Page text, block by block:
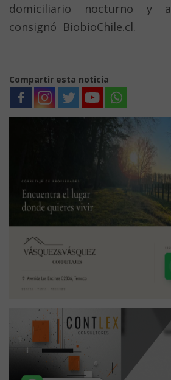
domiciliario nocturno y
consignó BiobioChile.cl.
Compartir esta noticia